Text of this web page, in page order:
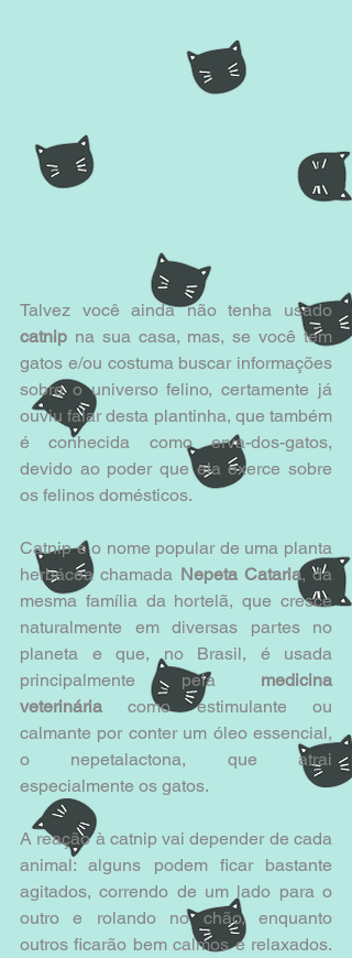
catnip na sua casa, mas, se você tem
gatos e/ou costuma buscar informações
sobre o universo felino, certamente já
ouviu falar desta plantinha, que também
é conhecida como erva-dos-gatos,
devido ao poder que ela exerce sobre
os felinos domésticos.
Catnip é o nome popular de uma planta
herbácea chamada Nepeta Cataria, da
mesma família da hortelã, que cresce
naturalmente em diversas partes no
planeta e que, no Brasil, é usada
principalmente pela medicina
veterinária como estimulante ou
calmante por conter um óleo essencial,
o nepetalactona, que atrai
especialmente os gatos.
A reação à catnip vai depender de cada
animal: alguns podem ficar bastante
agitados, correndo de um lado para o
outro e rolando no chão, enquanto
outros ficarão bem calmos e relaxados.